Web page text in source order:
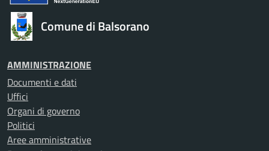
Comune di Balsorano
AMMINISTRAZIONE
Documenti e dati
Uffici
Organi di governo
Politici
Aree amministrative